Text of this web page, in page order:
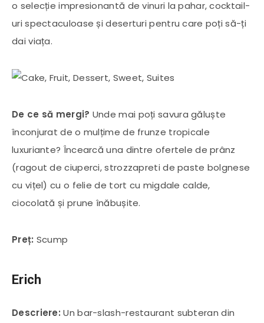
o selecție impresionantă de vinuri la pahar, cocktail-
uri spectaculoase și deserturi pentru care poți să-ți
dai viața.
De ce să mergi? Unde mai poți savura găluște
înconjurat de o mulțime de frunze tropicale
luxuriante? Încearcă una dintre ofertele de prânz
(ragout de ciuperci, strozzapreti de paste bolgnese
cu vițel) cu o felie de tort cu migdale calde,
ciocolată și prune înăbușite.
Preț: Scump
Erich
Descriere: Un bar-slash-restaurant subteran din